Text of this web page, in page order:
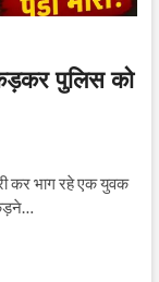
पुलिस को
कर भाग रहे एक युवक